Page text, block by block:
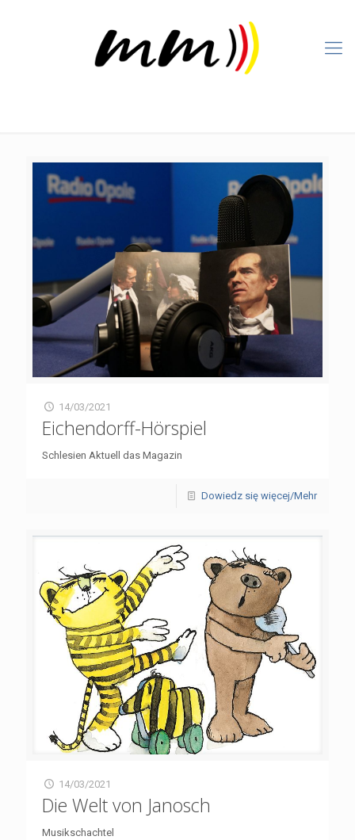
14/03/2021
Eichendorff-Hörspiel
Schlesien Aktuell das Magazin
Dowiedz się więcej/Mehr
14/03/2021
Die Welt von Janosch
Musikschachtel